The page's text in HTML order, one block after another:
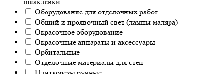
шпаклевки
Оборудование для отделочных работ
Общий и проявочный свет (лампы маляра)
Окрасочное оборудование
Окрасочные аппараты и аксессуары
Орбитальные
Отделочные материалы для стен